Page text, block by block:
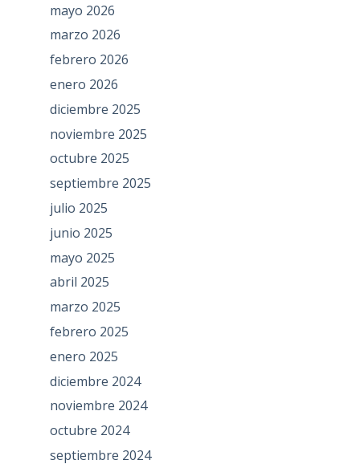
mayo 2026
marzo 2026
febrero 2026
enero 2026
diciembre 2025
noviembre 2025
octubre 2025
septiembre 2025
julio 2025
junio 2025
mayo 2025
abril 2025
marzo 2025
febrero 2025
enero 2025
diciembre 2024
noviembre 2024
octubre 2024
septiembre 2024